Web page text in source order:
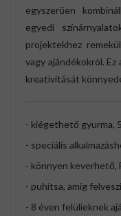
egyszerűen
egyedi
projektekhez
vagy ajándékokról.
kreativitását
- kiégethető gyurma,
- speciális
- könnyen keverhető,
- puhítsa, amíg
- 8 éven felülieknek